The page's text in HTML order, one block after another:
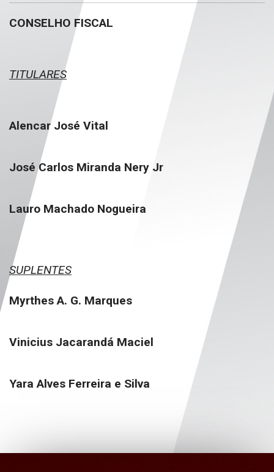
CONSELHO FISCAL
TITULARES
Alencar José Vital
José Carlos Miranda Nery Jr
Lauro Machado Nogueira
SUPLENTES
Myrthes A. G. Marques
Vinicius Jacarandá Maciel
Yara Alves Ferreira e Silva